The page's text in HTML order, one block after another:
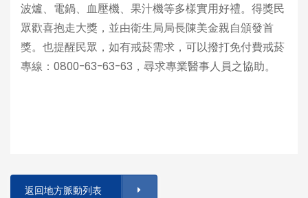
波爐、電鍋、血壓機、果汁機等多樣實用好禮。得獎民
眾歡喜抱走大獎，並由衛生局局長陳美金親自頒發首
獎。也提醒民眾，如有戒菸需求，可以撥打免付費戒菸
專線：0800-63-63-63，尋求專業醫事人員之協助。
返回地方脈動列表